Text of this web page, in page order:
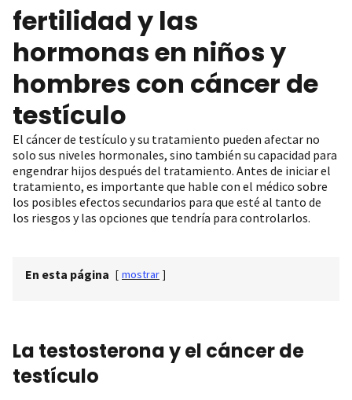
fertilidad y las
hormonas en niños y
hombres con cáncer de
testículo
El cáncer de testículo y su tratamiento pueden afectar no
solo sus niveles hormonales, sino también su capacidad para
engendrar hijos después del tratamiento. Antes de iniciar el
tratamiento, es importante que hable con el médico sobre
los posibles efectos secundarios para que esté al tanto de
los riesgos y las opciones que tendría para controlarlos.
En esta página [ mostrar ]
La testosterona y el cáncer de
testículo